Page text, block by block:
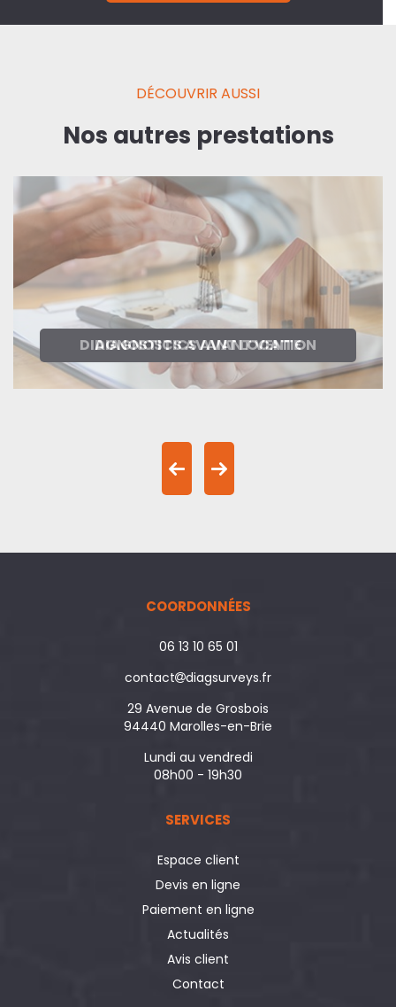
DÉCOUVRIR AUSSI
Nos autres prestations
DIAGNOSTICS AVANT VENTE
DIAGNOSTICS AVANT LOCATION
COORDONNÉES
06 13 10 65 01
contact
diagsurveys.fr
29 Avenue de Grosbois
94440 Marolles-en-Brie
Lundi au vendredi
08h00 - 19h30
SERVICES
Espace client
Devis en ligne
Paiement en ligne
Actualités
Avis client
Contact